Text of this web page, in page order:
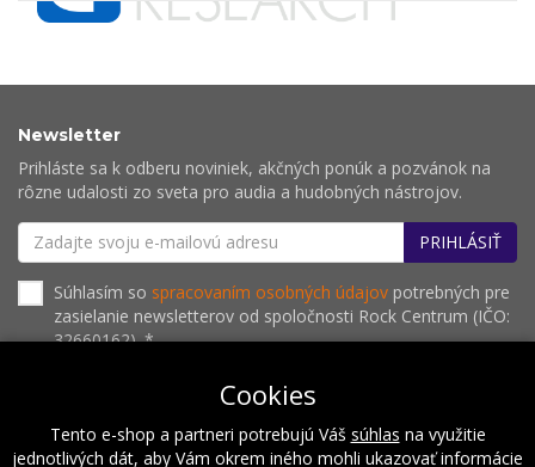
Newsletter
Prihláste sa k odberu noviniek, akčných ponúk a pozvánok na
rôzne udalosti zo sveta pro audia a hudobných nástrojov.
PRIHLÁSIŤ
Súhlasím so spracovaním osobných údajov potrebných pre
zasielanie newsletterov od spoločnosti Rock Centrum (IČO:
32660162). *
O nás Naše hodnoty Inštalácie
Referencie
Cookies
Tento e-shop a partneri potrebujú Váš súhlas na využitie
jednotlivých dát, aby Vám okrem iného mohli ukazovať informácie